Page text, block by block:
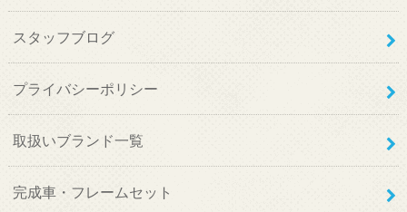
スタッフブログ
プライバシーポリシー
取扱いブランド一覧
完成車・フレームセット